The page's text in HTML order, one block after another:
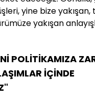
yine bize yakışan,
yakışan
POLİTİKAMIZA
İÇİNDE